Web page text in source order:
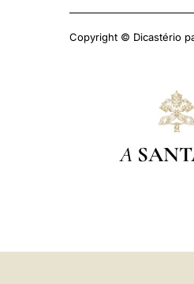
Copyright © Dicastério
A